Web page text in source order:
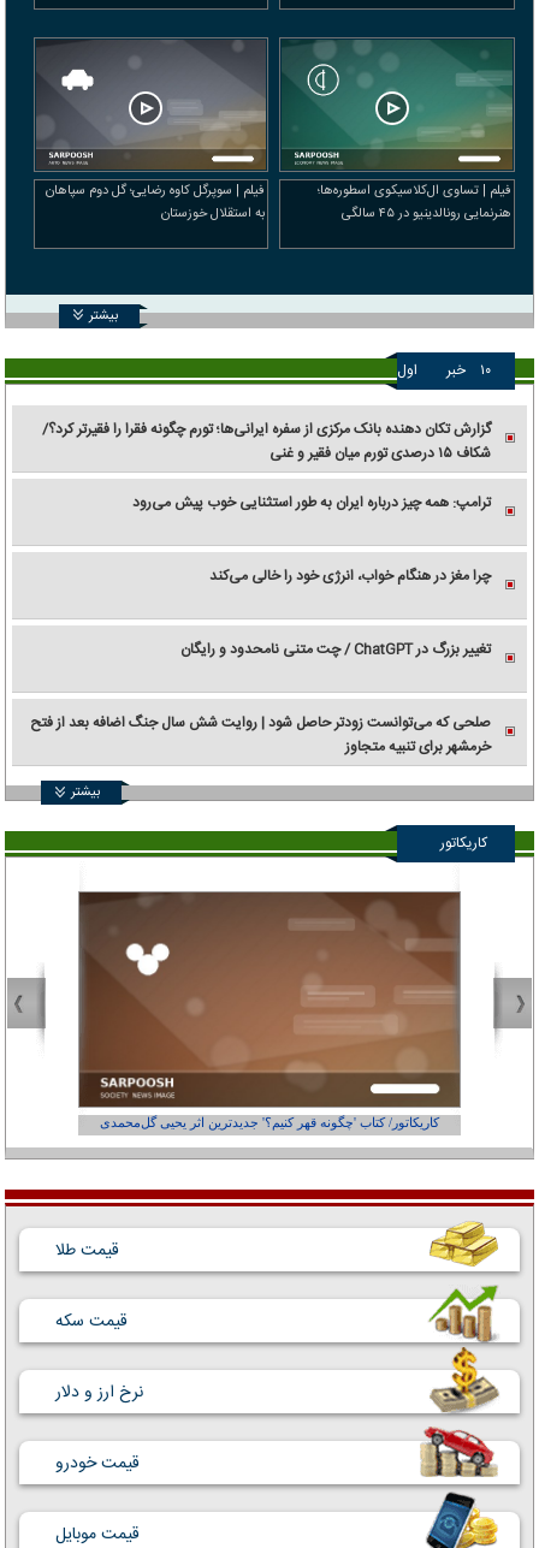
فیلم | تساوی ال‌کلاسیکوی اسطوره‌ها؛
هنرنمایی رونالدینیو در ۴۵ سالگی
فیلم | سوپرگل کاوه رضایی؛ گل دوم سپاهان
به استقلال خوزستان
بیشتر
۱۰ خبر اول
گزارش تکان‌ دهنده بانک مرکزی از سفره ایرانی‌ها؛ تورم چگونه فقرا را فقیرتر کرد؟/
شکاف ۱۵ درصدی تورم میان فقیر و غنی
ترامپ: همه چیز درباره ایران به طور استثنایی خوب پیش می‌رود
چرا مغز در هنگام خواب، انرژی خود را خالی می‌کند
تغییر بزرگ در ChatGPT / چت متنی نامحدود و رایگان
صلحی که می‌توانست زودتر حاصل شود | روایت شش سال جنگ اضافه بعد از فتح
خرمشهر برای تنبیه متجاوز
بیشتر
کاریکاتور
کاریکاتور/ کتاب 'چگونه قهر کنیم؟' جدیدترین اثر یحیی گل‌محمدی
قیمت طلا
قیمت سکه
نرخ ارز و دلار
قیمت خودرو
قیمت موبایل